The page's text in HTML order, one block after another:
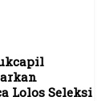
Lolos Seleksi